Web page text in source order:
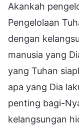
Akankah
Pengelolaan
dengan
manusia yang
yang Tuhan
apa yang Dia
penting bagi-
kelangsungan